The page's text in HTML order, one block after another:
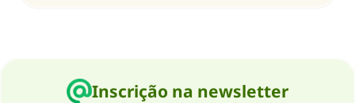
Inscrição na newsletter